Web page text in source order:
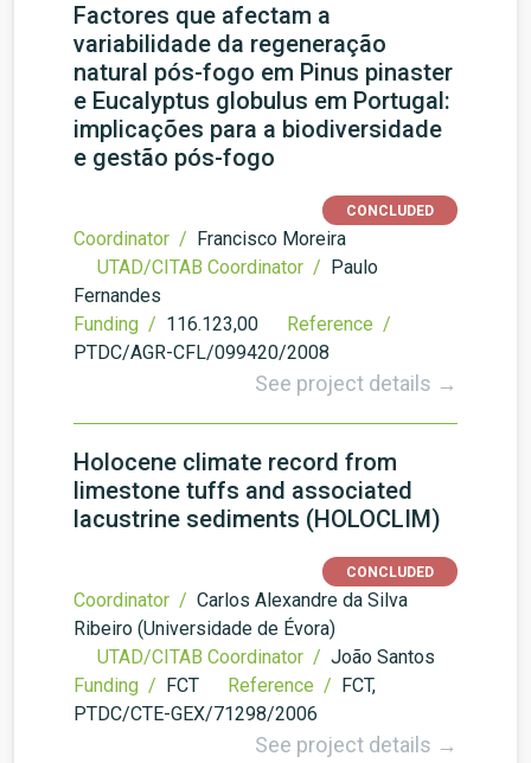
Factores que afectam a
variabilidade da regeneração
natural pós-fogo em Pinus pinaster
e Eucalyptus globulus em Portugal:
implicações para a biodiversidade
e gestão pós-fogo
CONCLUDED
Coordinator / Francisco Moreira
UTAD/CITAB Coordinator / Paulo
Fernandes
Funding / 116.123,00
Reference /
PTDC/AGR-CFL/099420/2008
See project details →
Holocene climate record from
limestone tuffs and associated
lacustrine sediments (HOLOCLIM)
CONCLUDED
Coordinator / Carlos Alexandre da Silva
Ribeiro (Universidade de Évora)
UTAD/CITAB Coordinator / João Santos
Funding / FCT Reference / FCT,
PTDC/CTE-GEX/71298/2006
See project details →